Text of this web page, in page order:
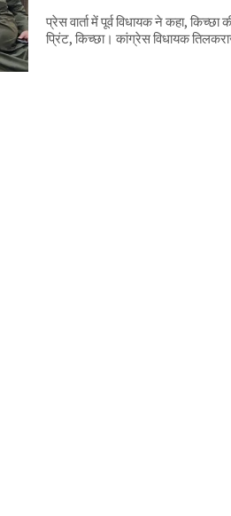
प्रेस वार्ता में पूर्व विधायक ने कहा, किच्छा
प्रिंट, किच्छा। कांग्रेस विधायक